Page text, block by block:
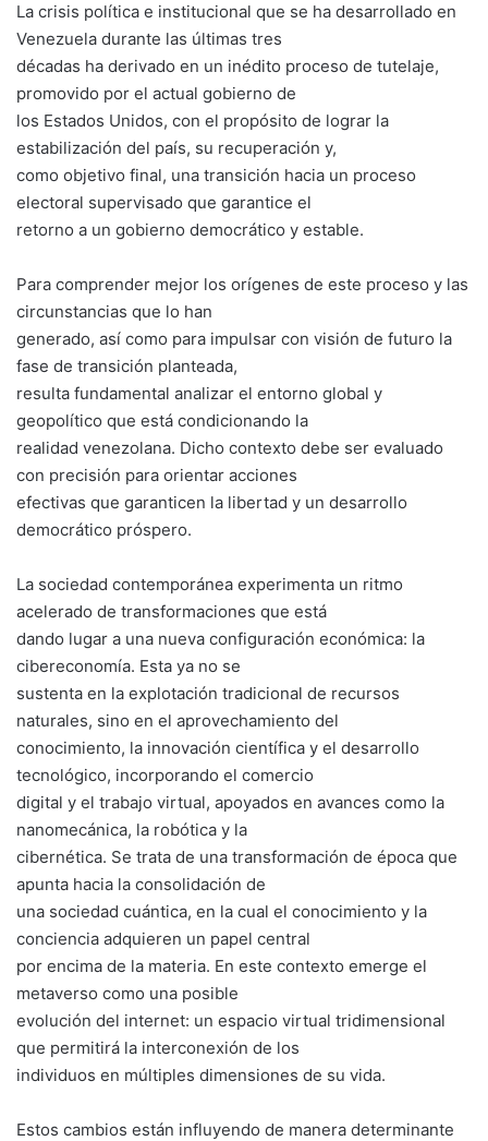
La crisis política e institucional que se ha desarrollado en
Venezuela durante las últimas tres
décadas ha derivado en un inédito proceso de tutelaje,
promovido por el actual gobierno de
los Estados Unidos, con el propósito de lograr la
estabilización del país, su recuperación y,
como objetivo final, una transición hacia un proceso
electoral supervisado que garantice el
retorno a un gobierno democrático y estable.
Para comprender mejor los orígenes de este proceso y las
circunstancias que lo han
generado, así como para impulsar con visión de futuro la
fase de transición planteada,
resulta fundamental analizar el entorno global y
geopolítico que está condicionando la
realidad venezolana. Dicho contexto debe ser evaluado
con precisión para orientar acciones
efectivas que garanticen la libertad y un desarrollo
democrático próspero.
La sociedad contemporánea experimenta un ritmo
acelerado de transformaciones que está
dando lugar a una nueva configuración económica: la
cibereconomía. Esta ya no se
sustenta en la explotación tradicional de recursos
naturales, sino en el aprovechamiento del
conocimiento, la innovación científica y el desarrollo
tecnológico, incorporando el comercio
digital y el trabajo virtual, apoyados en avances como la
nanomecánica, la robótica y la
cibernética. Se trata de una transformación de época que
apunta hacia la consolidación de
una sociedad cuántica, en la cual el conocimiento y la
conciencia adquieren un papel central
por encima de la materia. En este contexto emerge el
metaverso como una posible
evolución del internet: un espacio virtual tridimensional
que permitirá la interconexión de los
individuos en múltiples dimensiones de su vida.
Estos cambios están influyendo de manera determinante